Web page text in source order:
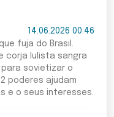
14.06.2026 00:46
fuja do Brasil.
corja lulista sangra
sovietizar o
poderes ajudam
e o seus interesses.